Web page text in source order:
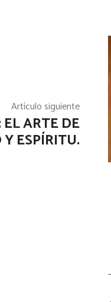
Artículo siguiente
ARTE DE
ESPÍRITU.